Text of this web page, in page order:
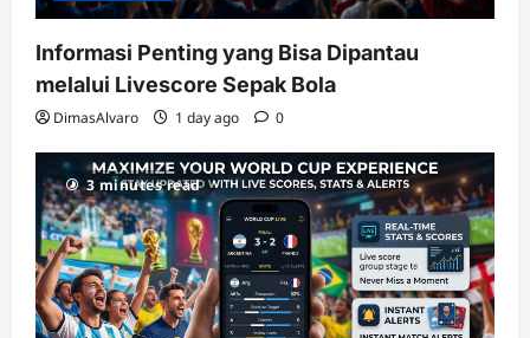
Informasi Penting yang Bisa Dipantau
melalui Livescore Sepak Bola
DimasAlvaro 1 day ago 0
3 minutes read